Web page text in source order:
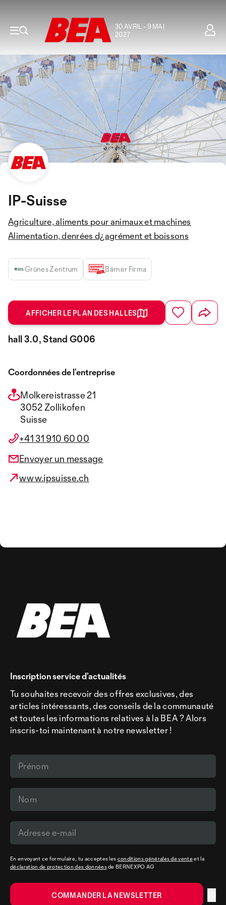
30 AVRIL - 9 MAI
2027
IP-Suisse
Agriculture, aliments pour animaux et machines
Alimentation, denrées d¿agrément et boissons
Grünes Zentrum Bärner Firma
AFFICHER LE PLAN DES HALLES
hall 3.0, Stand G006
Coordonnées de l’entreprise
Molkereistrasse 21
3052 Zollikofen
Suisse
+41 31 910 60 00
Envoyer un message
www.ipsuisse.ch
Inscription service d’actualités
Tu souhaites recevoir des offres exclusives, des
articles intéressants, des conseils de la communauté
et toutes les informations relatives à la BEA ? Alors
inscris-toi maintenant à notre newsletter !
En envoyant ce formulaire, tu acceptes les conditions générales de venteet la
déclaration de protection des donnéesde BERNEXPO AG